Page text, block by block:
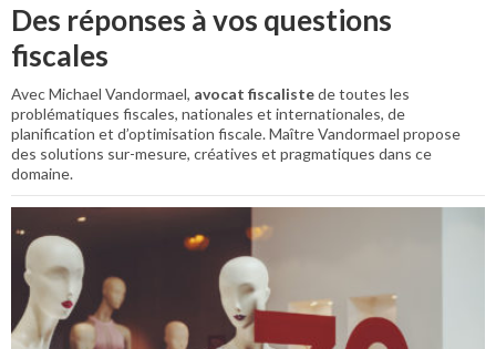
Des réponses à vos questions
fiscales
Avec Michael Vandormael, avocat fiscalistede toutes les
problématiques fiscales, nationales et internationales, de
planification et d’optimisation fiscale. Maître Vandormael propose
des solutions sur-mesure, créatives et pragmatiques dans ce
domaine.